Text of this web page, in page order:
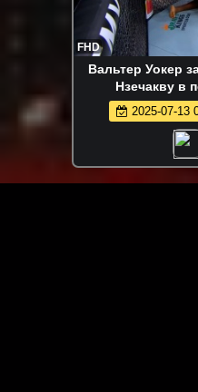
FHD
Вальтер Уокер
Нзечакву в
2025-07-13